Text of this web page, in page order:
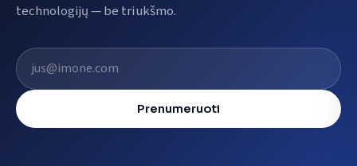
technologijų — be triukšmo.
El. pašto adresas
Prenumeruoti